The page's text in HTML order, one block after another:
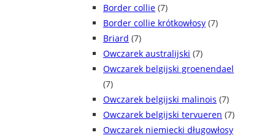
Border collie (7)
Border collie krótkowłosy (7)
Briard (7)
Owczarek australijski (7)
Owczarek belgijski groenendael
(7)
Owczarek belgijski malinois (7)
Owczarek belgijski tervueren (7)
Owczarek niemiecki długowłosy